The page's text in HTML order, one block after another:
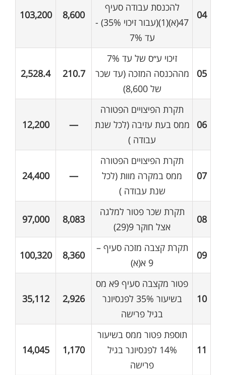
04
להכנסת עבודה סעיף
47(א)(1)(עבור זיכוי 35%) -
עד 7%
8,600
103,200
05
זיכוי ע״ס של עד 7%
מההכנסה המזכה (עד שכר
של 8,600)
210.7
2,528.4
06
תקרת הפיצויים הפטורה
ממס בעת עזיבה (לכל שנת
עבודה )
—
12,200
07
תקרת הפיצויים הפטורה
ממס במקרה מוות (לכל
שנת עבודה )
—
24,400
08
תקרת שכר פטור למלגה
אצל חוקר 9(29)
8,083
97,000
09
תקרת קצבה מזכה סעיף –
9 א(א)
8,360
100,320
10
פטור מקצבה סעיף 9א מס
בשיעור 35% לפנסיונר
בגיל פרישה
2,926
35,112
11
תוספת פטור ממס בשיעור
14% לפנסיונר בגיל
פרישה
1,170
14,045